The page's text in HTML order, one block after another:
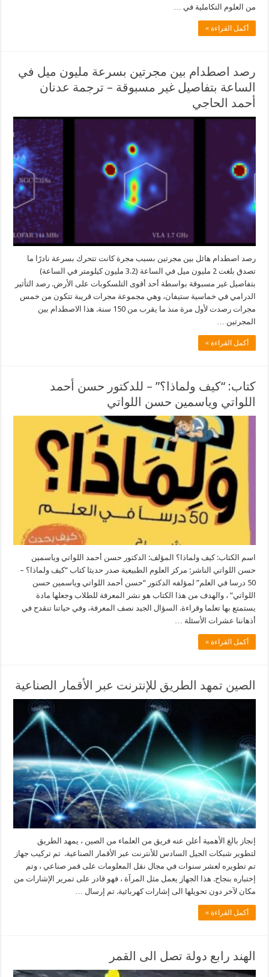
من العلوم التكاملية في …
أكمل القراءة »
رصد اصطدام بين مجرتين بسرعة مليون ميل في
الساعة بتفاصيل غير مسبوقة – ترجمة عدنان
أحمد الحاجي
رصد اصطدام هائل بين مجرتين بسبب مجرة كانت تتحرك بسرعة نادرًا ما
تصدق بلغت 2 مليون ميل في الساعة (3.2 مليون كيلومتر في الساعة)
بتفاصيل غير مسبوقة بواسطة أحد أقوى التلسكوبات على الأرض. رصد التأثير
الدرامي في خماسية ستيفان، وهي مجموعة مجرات قريبة تتكون من خمس
مجرات رصدت لأول مرة منذ ما يقرب من 150 سنة. هذا الاصطدام بين
المجرتين …
أكمل القراءة »
كتاب: “كيف ولماذا؟” – للدكتور حسن أحمد
اللواتي وياسمين حسن اللواتي
اسم الكتاب: كيف ولماذا؟ المؤلف: الدكتور حسن أحمد اللواتي وياسمين
حسن اللواتي الناشر: مركز العلوم الطبيعية صدر حديثا كتاب “كيف ولماذا؟ –
50 درسا في العلم” لمؤلفه الدكتور “حسن أحمد اللواتي وياسمين حسن
اللواتي” ، والهدف من هذا الكتاب هو نشر المعرفة للطلاب وجعلها مادة
يستمتع بها تعلما وقراءة. السؤال الجيد نصف المعرفة، وفي حياتنا تنقدح في
أذهاننا عشرات الأسئلة …
أكمل القراءة »
الصين تمهد الطريق للإنترنت عبر الأقمار الصناعية
إنجاز بالغ الأهمية أعلن عنه فريق من العلماء من الصين ، يمهد الطريق
لتطوير شبكات الجيل السادس للأنترنت عبر الأقمار الصناعية. تم تركيب جهاز
تم تطويره لعشر سنوات في مجال نقل المعلومات على قمر صناعي ، وتم
إختباره بنجاح. هذا الجهاز يعمل مثل المرآة ، فهو قادر على تمرير الإشارات من
مكان لآخر دون تحويلها الى إشارات كهربائية. تم إرسال …
أكمل القراءة »
الهند رابع دولة تصل الى القمر